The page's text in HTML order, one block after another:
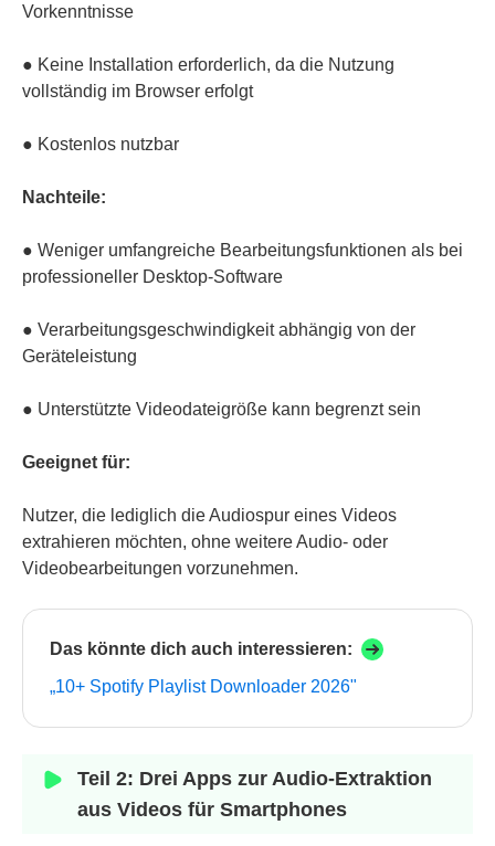
Vorkenntnisse
● Keine Installation erforderlich, da die Nutzung
vollständig im Browser erfolgt
● Kostenlos nutzbar
Nachteile:
● Weniger umfangreiche Bearbeitungsfunktionen als bei
professioneller Desktop-Software
● Verarbeitungsgeschwindigkeit abhängig von der
Geräteleistung
● Unterstützte Videodateigröße kann begrenzt sein
Geeignet für:
Nutzer, die lediglich die Audiospur eines Videos
extrahieren möchten, ohne weitere Audio- oder
Videobearbeitungen vorzunehmen.
Das könnte dich auch interessieren:
„10+ Spotify Playlist Downloader 2026"
Teil 2: Drei Apps zur Audio-Extraktion
aus Videos für Smartphones